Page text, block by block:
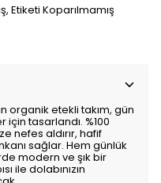
Etiketi Koparılmamış
organik etekli takım, gün
tasarlandı. %100
nefes aldırır, hafif
sağlar. Hem günlük
modern ve şık bir
ile dolabınızın